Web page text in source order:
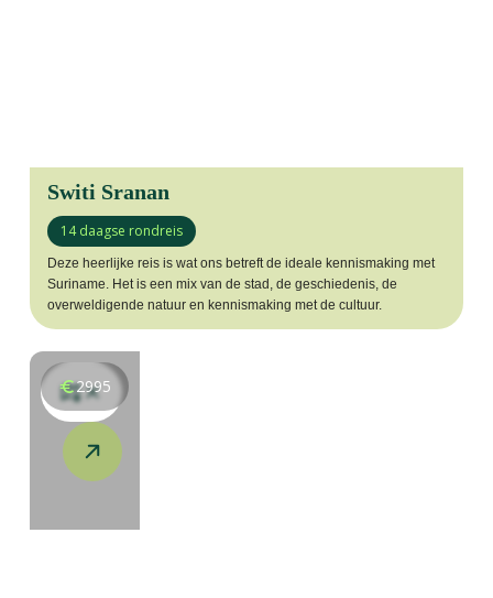
Switi Sranan
14 daagse rondreis
Deze heerlijke reis is wat ons betreft de ideale kennismaking met
Suriname. Het is een mix van de stad, de geschiedenis, de
overweldigende natuur en kennismaking met de cultuur.
2995